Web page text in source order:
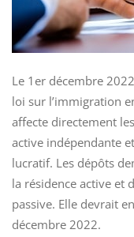
Le 1er décembre
loi sur l’immigration
affecte directement
active indépendante
lucratif. Les dépôts
la résidence active et
passive. Elle devrait
décembre 2022.